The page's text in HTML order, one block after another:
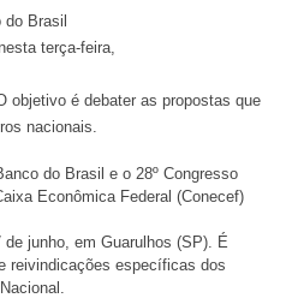
Brasil
terça-feira,
objetivo é debater as propostas que
nacionais.
do Brasil e o 28º Congresso
Econômica Federal (Conecef)
junho, em Guarulhos (SP). É
reivindicações específicas dos